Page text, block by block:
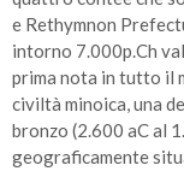
e Rethymnon
intorno 7.000p.Ch
prima nota in tutto il
civiltà minoica, una
bronzo (2.600 aC al
geograficamente